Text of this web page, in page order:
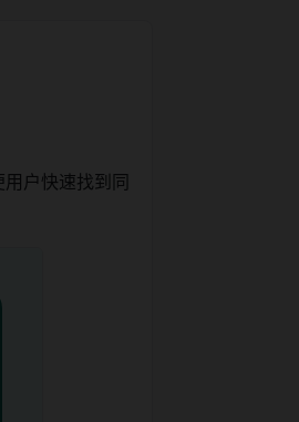
户快速找到同